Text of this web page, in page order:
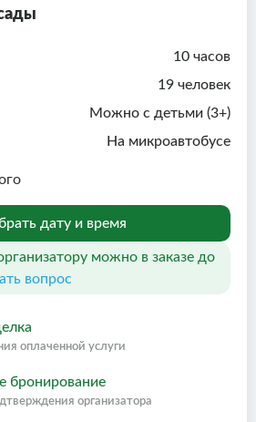
10 часов
19 человек
Можно с детьми (3+)
На микроавтобусе
дату и время
можно в заказе до
вопрос
оплаченной услуги
бронирование
организатора